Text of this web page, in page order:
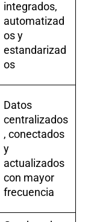
integrados,
automatizad
os y
estandarizad
os
Datos
centralizados
, conectados
y
actualizados
con mayor
frecuencia